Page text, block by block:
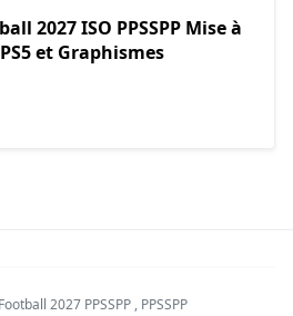
2027 ISO PPSSPP Mise à
et Graphismes
2027 PPSSPP , PPSSPP